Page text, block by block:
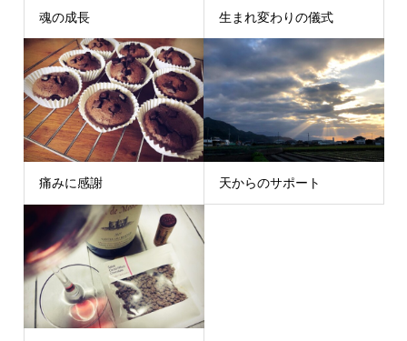
魂の成長 生まれ変わりの儀式
痛みに感謝 天からのサポート